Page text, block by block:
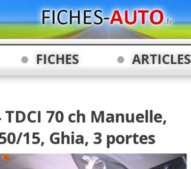
FICHES ARTICLES
70 ch Manuelle,
15, Ghia, 3 portes